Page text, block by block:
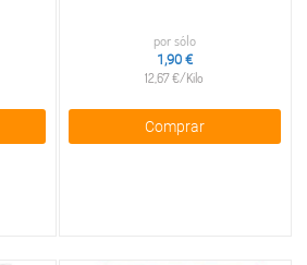
por sólo
1,90 €
12,67 €/Kilo
Comprar